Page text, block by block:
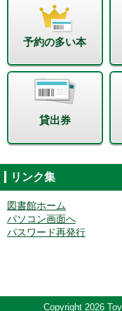
予約の多い本
貸出券
リンク集
図書館ホーム
パソコン画面へ
パスワード再発行
Copyright 2026